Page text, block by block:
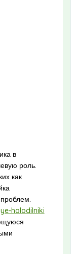
в
роль.
как
holodilniki